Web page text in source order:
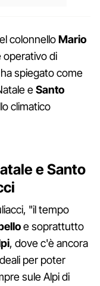
colonnelloMario
di
spiegato come
eSanto
climatico
e Santo
"il tempo
e soprattutto
, dove c'è ancora
per poter
sule Alpi di